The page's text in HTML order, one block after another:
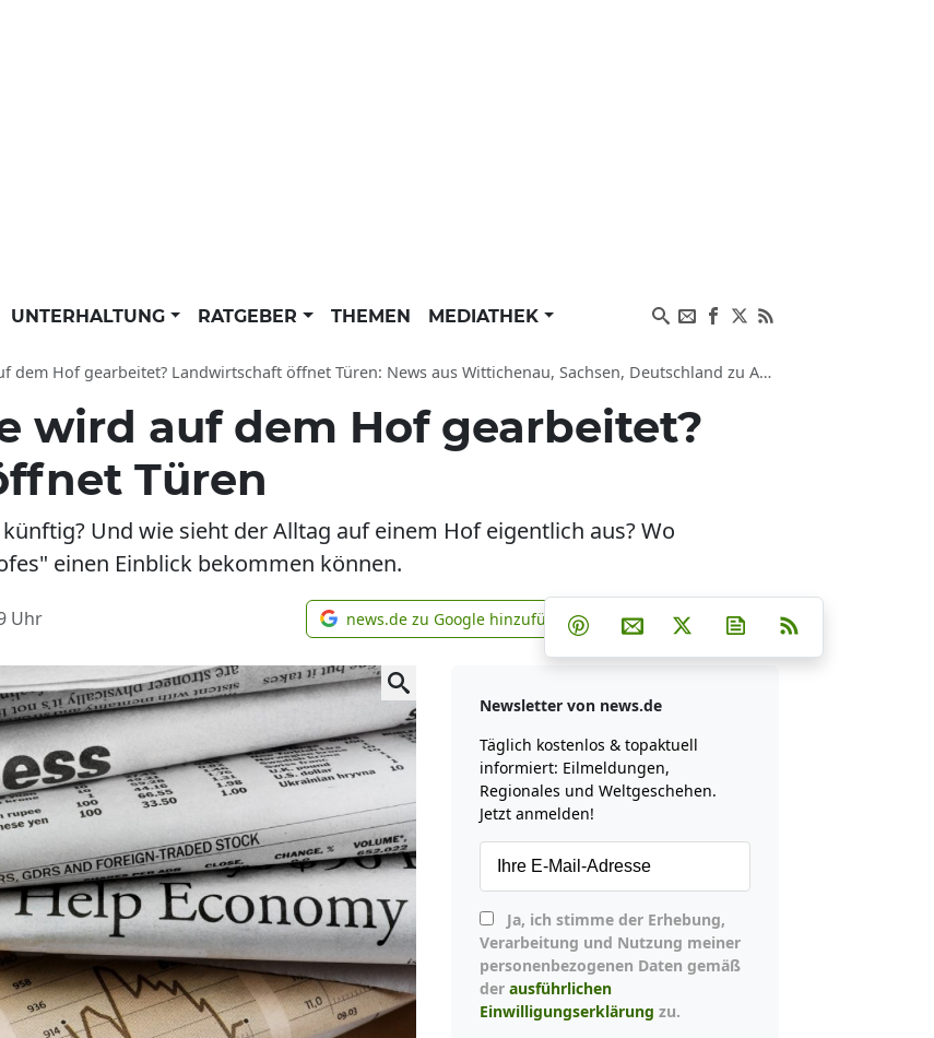
UNTERHALTUNG RATGEBER THEMEN MEDIATHEK
Hof gearbeitet? Landwirtschaft öffnet Türen: News aus Wittichenau, Sachsen, Deutschland zu Agrar und Tag des offenen hofes (dpa-SN)
wird auf dem Hof gearbeitet?
Türen
Und wie sieht der Alltag auf einem Hof eigentlich aus? Wo
einen Einblick bekommen können.
Uhr news.de zu Google hinzufügen
news.de zu Google hinzufügen Teilen auf Facebook
Teilen auf Whatsapp
Teilen auf Telegram
Teilen auf Pinterest
Per E-Mail teilen
Post auf XNewsletter
Newsletter von news.de
Täglich kostenlos & topaktuell
informiert: Eilmeldungen,
Regionales und Weltgeschehen.
Jetzt anmelden!
Verarbeitung und Nutzung meiner
personenbezogenen Daten gemäß
der ausführlichen
Einwilligungserklärung zu.